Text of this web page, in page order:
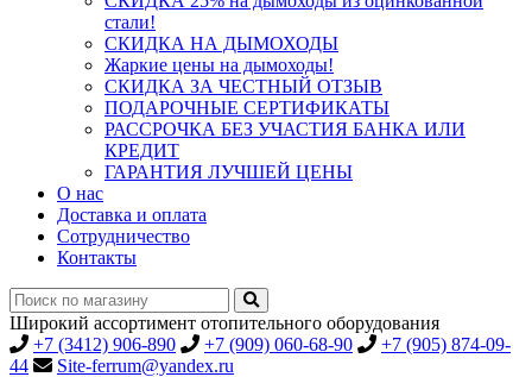
стали!
СКИДКА НА ДЫМОХОДЫ
Жаркие цены на дымоходы!
СКИДКА ЗА ЧЕСТНЫЙ ОТЗЫВ
ПОДАРОЧНЫЕ СЕРТИФИКАТЫ
РАССРОЧКА БЕЗ УЧАСТИЯ БАНКА ИЛИ
КРЕДИТ
ГАРАНТИЯ ЛУЧШЕЙ ЦЕНЫ
О нас
Доставка и оплата
Сотрудничество
Контакты
Широкий ассортимент отопительного оборудования
+7 (3412) 906-890
+7 (909) 060-68-90
+7 (905) 874-09-
44
Site-ferrum@yandex.ru